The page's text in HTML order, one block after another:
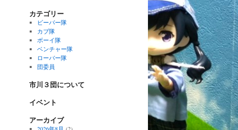
カテゴリー
ビーバー隊
カブ隊
ボーイ隊
ベンチャー隊
ローバー隊
団委員
市川３団について
イベント
アーカイブ